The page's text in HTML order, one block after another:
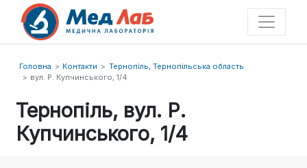
Головна Контакти
Тернопіль, Тернопільська область
вул. Р. Купчинського, 1/4
Тернопіль, вул. Р.
Купчинського, 1/4